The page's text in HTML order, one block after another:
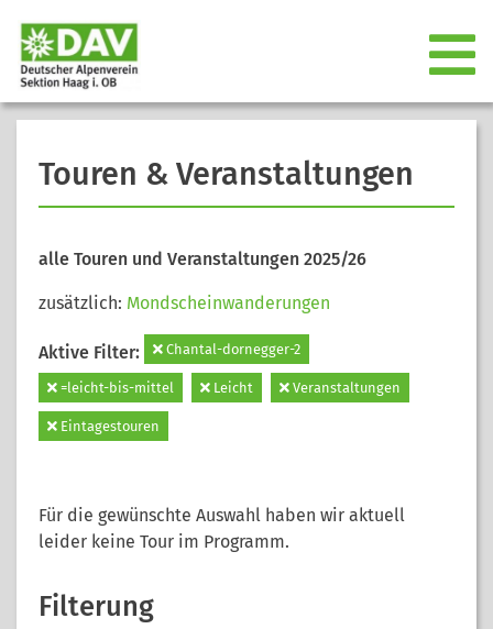
Touren & Veranstaltungen
alle Touren und Veranstaltungen 2025/26
zusätzlich: Mondscheinwanderungen
Aktive Filter: Chantal-dornegger-2
=leicht-bis-mittel Leicht Veranstaltungen
Eintagestouren
Für die gewünschte Auswahl haben wir aktuell
leider keine Tour im Programm.
Filterung